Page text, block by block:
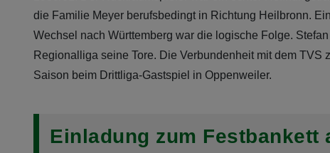
die Familie Meyer berufsbedingt in Richtung Heilbronn.
Wechsel nach Württemberg war die logische Folge.
Regionalliga seine Tore. Die Verbundenheit mit dem
Saison beim Drittliga-Gastspiel in Oppenweiler.
Einladung zum Festbankett